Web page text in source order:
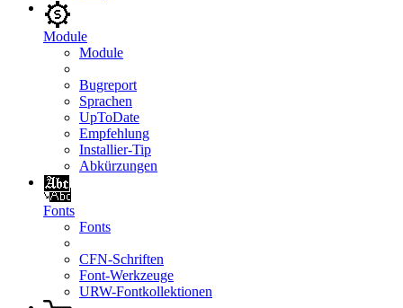
Module
Module
Bugreport
Sprachen
UpToDate
Empfehlung
Installier-Tip
Abkürzungen
Fonts
Fonts
CFN-Schriften
Font-Werkzeuge
URW-Fontkollektionen